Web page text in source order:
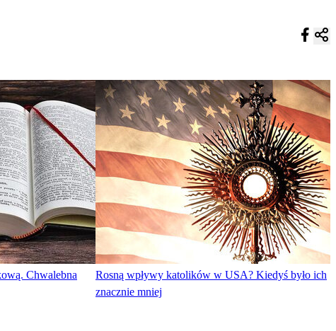
Chwalebna
Rosną wpływy katolików w USA? Kiedyś było ich
znacznie mniej